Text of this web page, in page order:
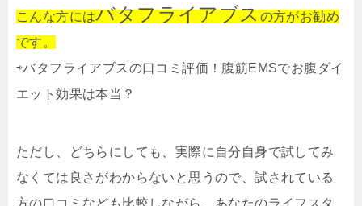
こんな方にはバタフライアブスの方がお勧め
です。
⇨バタフライアブスの口コミ評価！腹筋EMSでお腹ダイ
エット効果は本当？
ただし、どちらにしても、実際に自分自身で試してみ
なくては良さがわからないと思うので、試されている
方の口コミなども比較しながら、あなたのライフスタ